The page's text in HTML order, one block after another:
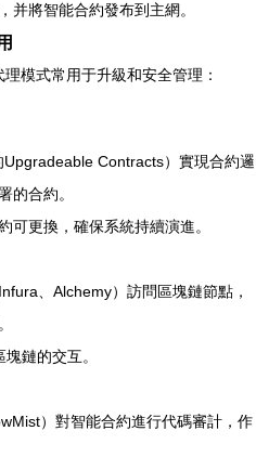
并將智能合約發布到主網。
模式常用于升級和安全管理：
Upgradeable Contracts）實現合約邏
的合約。
可更換，確保系統持續演進。
、Alchemy）訪問區塊鏈節點，
鏈的交互。
）對智能合約進行代碼審計，作